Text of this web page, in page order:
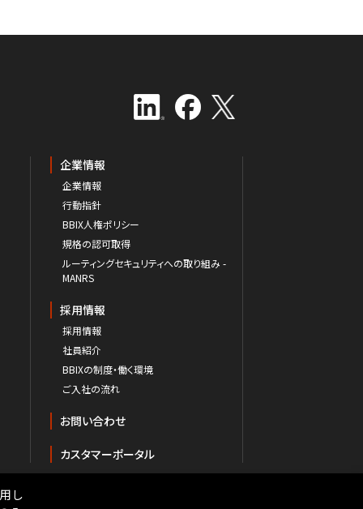
企業情報
企業情報
行動指針
BBIX人権ポリシー
規格の認可取得
ルーティングセキュリティへの取り組み -
MANRS
採用情報
採用情報
社員紹介
BBIXの制度・働く環境
ご入社の流れ
お問い合わせ
カスタマーポータル
し